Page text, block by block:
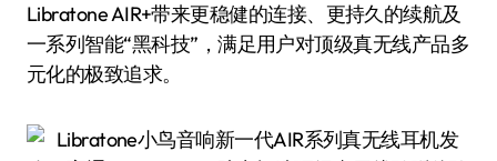
Libratone AIR+带来更稳健的连接、更持久的续航及
一系列智能“黑科技”，满足用户对顶级真无线产品多
元化的极致追求。